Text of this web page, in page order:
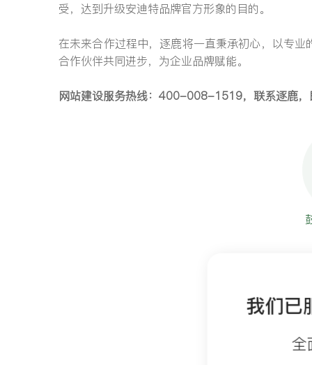
受，达到升级安迪特品牌官方形象的目的。
在未来合作过程中，逐鹿将一直秉承初心，以专
合作伙伴共同进步，为企业品牌赋能。
网站建设服务热线：400-008-1519，联系逐鹿，
我们已
全